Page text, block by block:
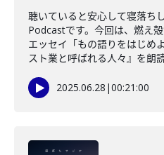
聴いていると安心して寝落ち
Podcastです。今回は、燃え
エッセイ「もの語りをはじめ
スト業と呼ばれる人々』を朗
2025.06.28 |00:21:00